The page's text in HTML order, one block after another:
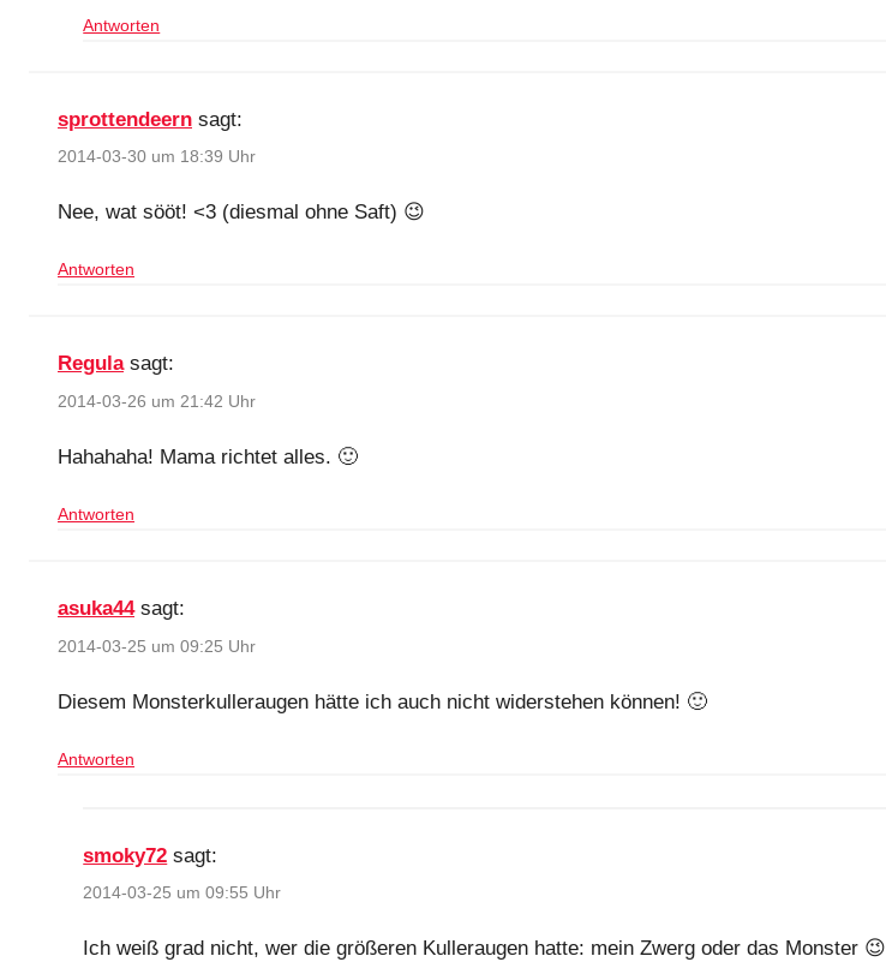
Antworten
sprottendeern sagt:
2014-03-30 um 18:39 Uhr
Nee, wat sööt! <3 (diesmal ohne Saft) 😉
Antworten
Regula sagt:
2014-03-26 um 21:42 Uhr
Hahahaha! Mama richtet alles. 🙂
Antworten
asuka44 sagt:
2014-03-25 um 09:25 Uhr
Diesem Monsterkulleraugen hätte ich auch nicht widerstehen können! 🙂
Antworten
smoky72 sagt:
2014-03-25 um 09:55 Uhr
Ich weiß grad nicht, wer die größeren Kulleraugen hatte: mein Zwerg oder das Monster 😉